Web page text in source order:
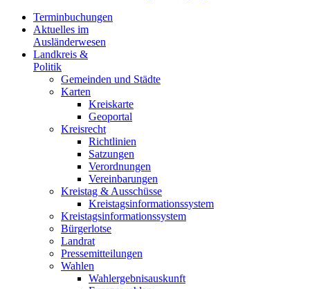
Terminbuchungen
Aktuelles im
Ausländerwesen
Landkreis &
Politik
Gemeinden und Städte
Karten
Kreiskarte
Geoportal
Kreisrecht
Richtlinien
Satzungen
Verordnungen
Vereinbarungen
Kreistag & Ausschüsse
Kreistagsinformationssystem
Kreistagsinformationssystem
Bürgerlotse
Landrat
Pressemitteilungen
Wahlen
Wahlergebnisauskunft